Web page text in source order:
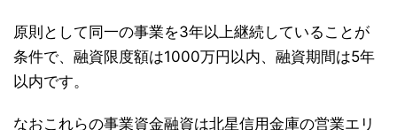
原則として同一の事業を3年以上継続していることが
条件で、融資限度額は1000万円以内、融資期間は5年
以内です。
なおこれらの事業資金融資は北星信用金庫の営業エリ